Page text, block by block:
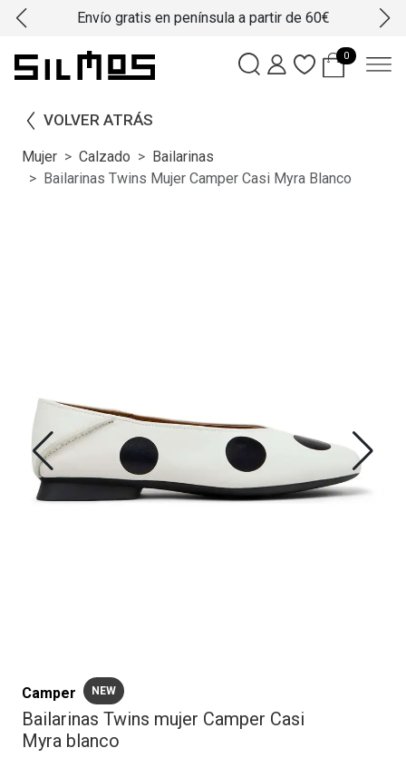
Envío gratis en península a partir de 60€
0
VOLVER ATRÁS
Mujer Calzado
Bailarinas
Bailarinas Twins Mujer Camper Casi Myra Blanco
Camper NEW
Bailarinas Twins mujer Camper Casi
Myra blanco